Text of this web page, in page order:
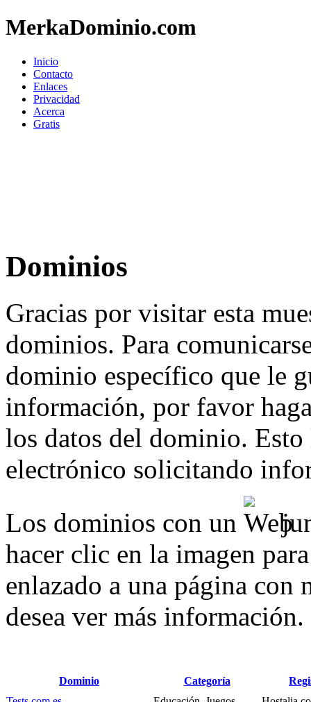
MerkaDominio.com
Inicio
Contacto
Enlaces
Privacidad
Acerca
Gratis
Dominios
Gracias por visitar esta
dominios. Para
dominio específico que le
información, por favor
los datos del dominio.
electrónico solicitando
Los dominios con un
hacer clic en la imagen
enlazado a una página con
desea ver más información.
Dominio Categoría